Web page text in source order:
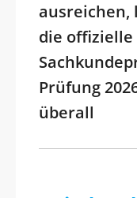
ausreichen,
die
Prüfung
überall